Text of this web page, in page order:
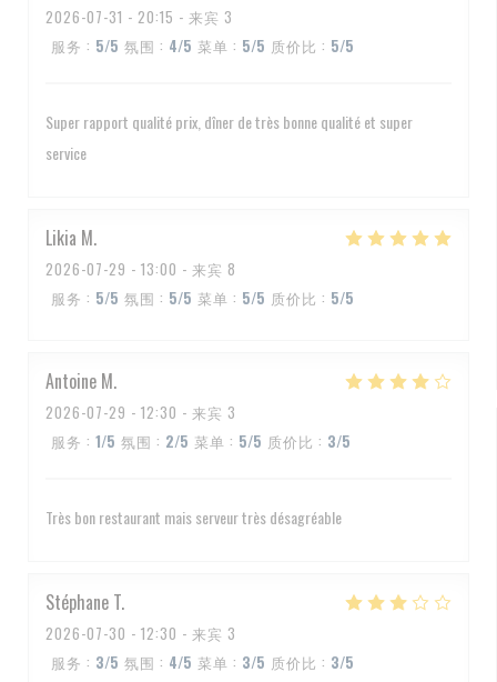
2026-07-31 - 20:15 - 来宾 3
服务 : 5/5 氛围 : 4/5 菜单 : 5/5 质价比 : 5/5
Super rapport qualité prix, dîner de très bonne qualité et super
service
Likia M
2026-07-29 - 13:00 - 来宾 8
服务 : 5/5 氛围 : 5/5 菜单 : 5/5 质价比 : 5/5
Antoine M
2026-07-29 - 12:30 - 来宾 3
服务 : 1/5 氛围 : 2/5 菜单 : 5/5 质价比 : 3/5
Très bon restaurant mais serveur très désagréable
Stéphane T
2026-07-30 - 12:30 - 来宾 3
服务 : 3/5 氛围 : 4/5 菜单 : 3/5 质价比 : 3/5